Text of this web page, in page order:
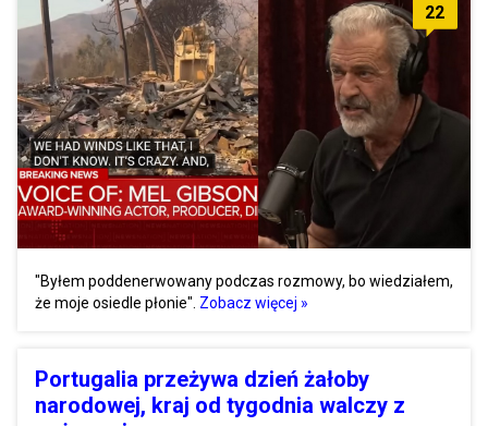
22
"Byłem poddenerwowany podczas rozmowy, bo wiedziałem,
że moje osiedle płonie". Zobacz więcej »
Portugalia przeżywa dzień żałoby
narodowej, kraj od tygodnia walczy z